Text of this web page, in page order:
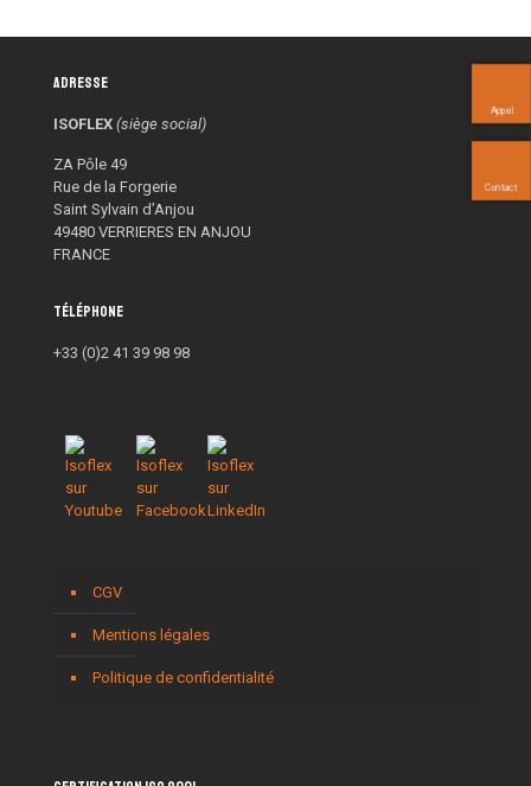
Adresse
ISOFLEX (siège social)
ZA Pôle 49
Rue de la Forgerie
Saint Sylvain d’Anjou
49480 VERRIERES EN ANJOU
FRANCE
Téléphone
+33 (0)2 41 39 98 98
CGV
Mentions légales
Politique de confidentialité
Appel
Contact